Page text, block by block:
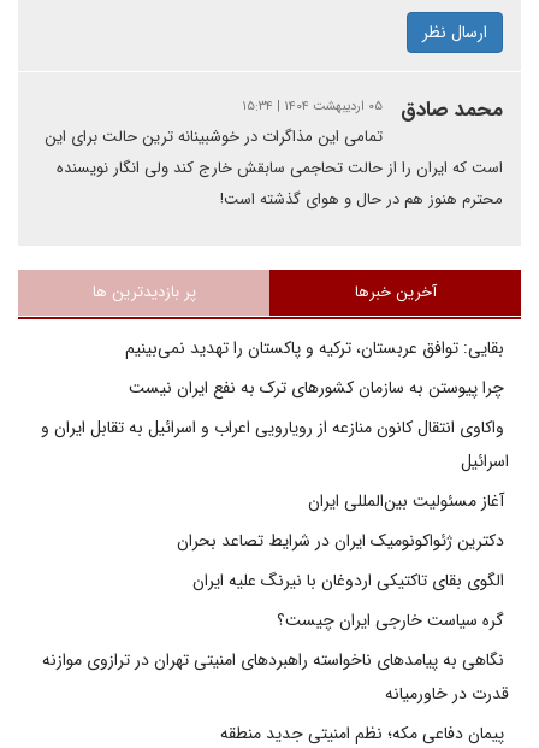
ارسال نظر
محمد صادق ۰۵ اردیبهشت ۱۴۰۴ | ۱۵:۳۴
تمامی این مذاگرات در خوشبینانه ترین حالت برای این
است که ایران را از حالت تحاجمی سابقش خارج کند ولی انگار نویسنده
محترم هنوز هم در حال و هوای گذشته است!
آخرین خبرها پر بازدیدترین ها
بقایی: توافق عربستان، ترکیه و پاکستان را تهدید نمی‌بینیم
چرا پیوستن به سازمان کشورهای ترک به نفع ایران نیست
واکاوی انتقال کانون منازعه از رویارویی اعراب و اسرائیل به تقابل ایران و
اسرائیل
آغاز مسئولیت بین‌المللی ایران
دکترین ژئواکونومیک ایران در شرایط تصاعد بحران
الگوی بقای تاکتیکی اردوغان با نیرنگ علیه ایران
گره سیاست خارجی ایران چیست؟
نگاهی به پیامدهای ناخواسته راهبردهای امنیتی تهران در ترازوی موازنه
قدرت در خاورمیانه
پیمان دفاعی مکه؛ نظم امنیتی جدید منطقه